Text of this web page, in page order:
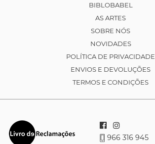
BIBLOBABEL
AS ARTES
SOBRE NÓS
NOVIDADES
POLÍTICA DE PRIVACIDADE
ENVIOS E DEVOLUÇÕES
TERMOS E CONDIÇÕES
966 316 945